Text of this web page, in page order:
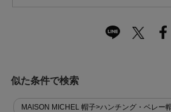
似た条件で検索
MAISON MICHEL 帽子>ハンチング・ベレー